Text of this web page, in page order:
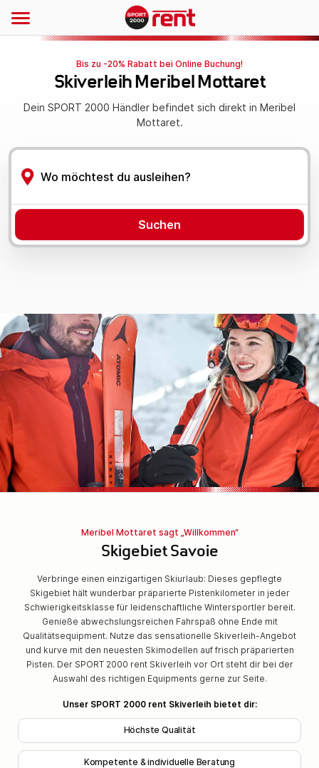
Bis zu -20% Rabatt bei Online Buchung!
Skiverleih Meribel Mottaret
Dein SPORT 2000 Händler befindet sich direkt in Meribel
Mottaret.
Meribel Mottaret sagt „Willkommen“
Skigebiet Savoie
Verbringe einen einzigartigen Skiurlaub: Dieses gepflegte
Skigebiet hält wunderbar präparierte Pistenkilometer in jeder
Schwierigkeitsklasse für leidenschaftliche Wintersportler bereit.
Genieße abwechslungsreichen Fahrspaß ohne Ende mit
Qualitätsequipment. Nutze das sensationelle Skiverleih-Angebot
und kurve mit den neuesten Skimodellen auf frisch präparierten
Pisten. Der SPORT 2000 rent Skiverleih vor Ort steht dir bei der
Auswahl des richtigen Equipments gerne zur Seite.
Unser SPORT 2000 rent Skiverleih bietet dir:
Höchste Qualität
Kompetente & individuelle Beratung